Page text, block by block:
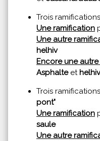
Trois
Une ramification
Une autre
helhiv
Encore une
Asphalteet helhiv
Trois
pont"
Une ramification
saule
Une autre